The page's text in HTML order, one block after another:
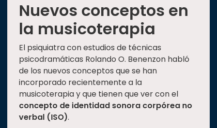
Nuevos conceptos en
la musicoterapia
El psiquiatra con estudios de técnicas
psicodramáticas Rolando O. Benenzon habló
de los nuevos conceptos que se han
incorporado recientemente a la
musicoterapia y que tienen que ver con el
concepto de identidad sonora corpórea no
verbal (ISO).